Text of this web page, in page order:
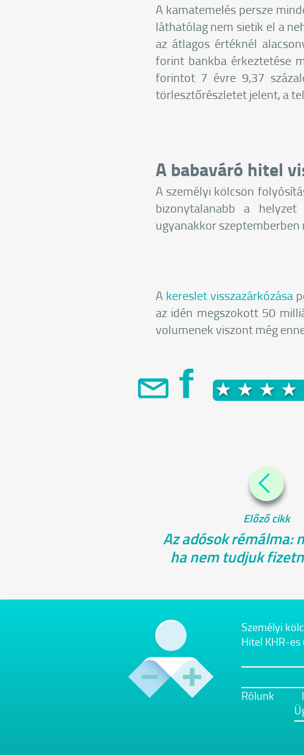
A kamatemelés persze
láthatólag nem sietik el a
az átlagos értéknél
forint bankba érkeztetése
forintot 7 évre 9,37
törlesztőrészletet jelent, a
A babaváró hitel
A személyi kölcsön
bizonytalanabb a
ugyanakkor
A kereslet visszazárkózása
az idén megszokott 50
volumenek viszont még
Előző cikk
Az adósok rémálma:
ha nem tudjuk
Személyi
Hitel KHR-
Rólunk